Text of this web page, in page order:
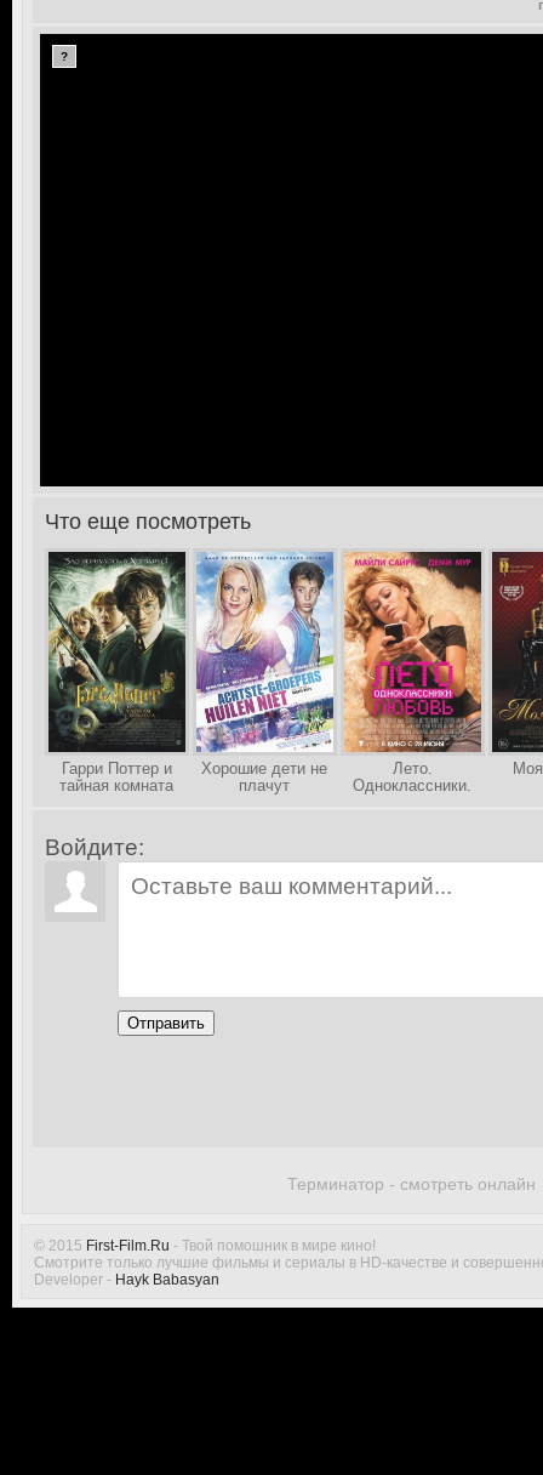
Терминатор - смотреть онлайн
?
>Что еще посмотреть
Гарри Поттер и
тайная комната
Хорошие дети не
плачут
Лето.
Одноклассники.
Войдите:
Отправить
© 2015 First-Film.Ru - Твой помошник в мире кино!
Смотрите только лучшие фильмы и сериалы в HD-качестве и
Developer - Hayk Babasyan